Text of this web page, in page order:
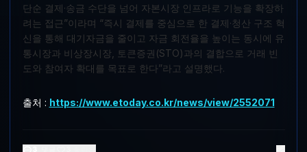
단순 결제·송금 수단을 넘어 자본시장 인프라로 기능을 확장하
려는 접근”이라며 “즉시 결제를 중심으로 한 결제·청산 구조 혁
신을 통해 대기자금을 줄이고 자금 회전율을 높이는 동시에 유
통시장과 비상장시장, 토큰증권(STO)과의 결합으로 거래 빈
도와 참여자 확대를 목표로 한다”라고 설명했다.
출처 : https://www.etoday.co.kr/news/view/2552071